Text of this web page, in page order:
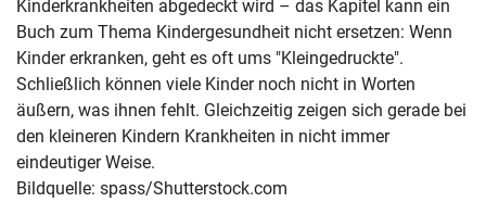
Kinderkrankheiten abgedeckt wird – das Kapitel kann ein
Buch zum Thema Kindergesundheit nicht ersetzen: Wenn
Kinder erkranken, geht es oft ums "Kleingedruckte".
Schließlich können viele Kinder noch nicht in Worten
äußern, was ihnen fehlt. Gleichzeitig zeigen sich gerade bei
den kleineren Kindern Krankheiten in nicht immer
eindeutiger Weise.
Bildquelle: spass/Shutterstock.com